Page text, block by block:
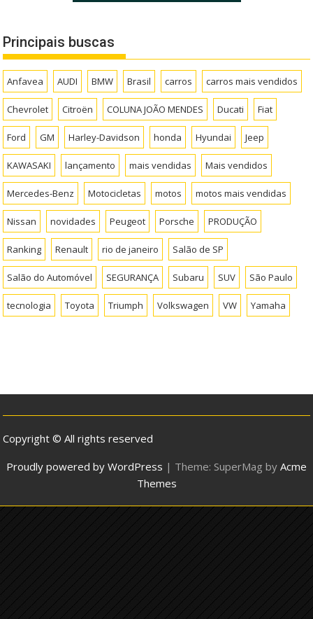
Principais buscas
Anfavea AUDI BMW Brasil carros carros mais vendidos
Chevrolet Citroën COLUNA JOÃO MENDES Ducati Fiat
Ford GM Harley-Davidson honda Hyundai Jeep
KAWASAKI lançamento mais vendidas Mais vendidos
Mercedes-Benz Motocicletas motos motos mais vendidas
Nissan novidades Peugeot Porsche PRODUÇÃO
Ranking Renault rio de janeiro Salão de SP
Salão do Automóvel SEGURANÇA Subaru SUV São Paulo
tecnologia Toyota Triumph Volkswagen VW Yamaha
Copyright © All rights reserved
Proudly powered by WordPress | Theme: SuperMag by Acme
Themes